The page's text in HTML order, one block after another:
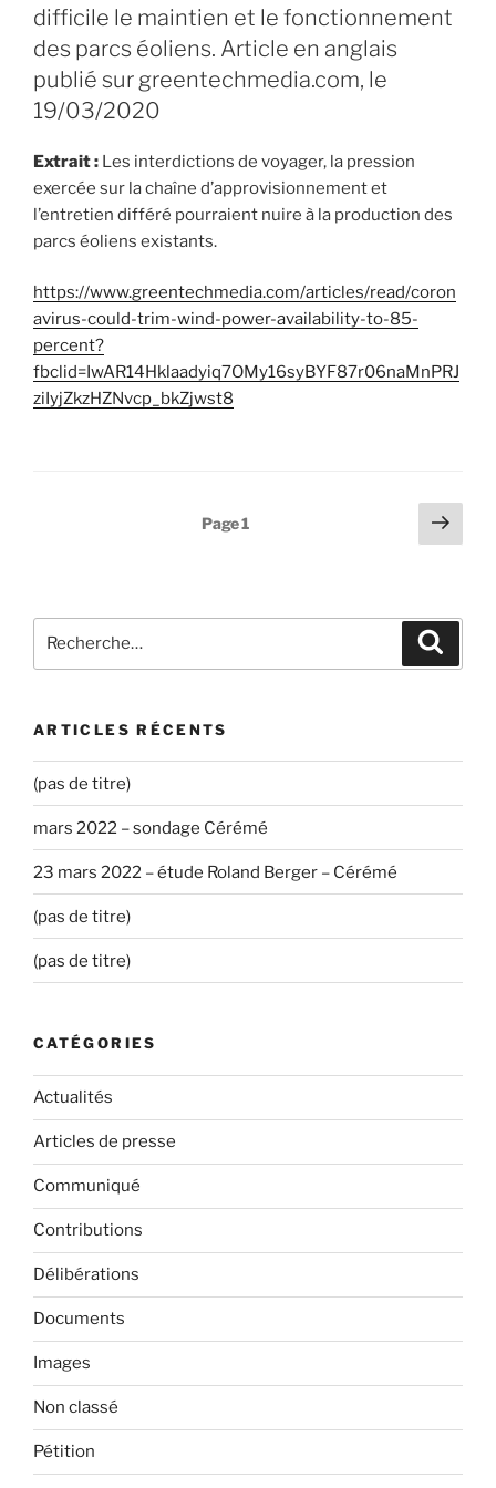
difficile le maintien et le fonctionnement
des parcs éoliens. Article en anglais
publié sur greentechmedia.com, le
19/03/2020
Extrait : Les interdictions de voyager, la pression
exercée sur la chaîne d’approvisionnement et
l’entretien différé pourraient nuire à la production des
parcs éoliens existants.
https://www.greentechmedia.com/articles/read/coron
avirus-could-trim-wind-power-availability-to-85-
percent?
fbclid=IwAR14Hklaadyiq7OMy16syBYF87r06naMnPRJ
ziIyjZkzHZNvcp_bkZjwst8
Page1
Page
pour
ARTICLES RÉCENTS
(pas de titre)
mars 2022 – sondage Cérémé
23 mars 2022 – étude Roland Berger – Cérémé
(pas de titre)
(pas de titre)
CATÉGORIES
Actualités
Articles de presse
Communiqué
Contributions
Délibérations
Documents
Images
Non classé
Pétition